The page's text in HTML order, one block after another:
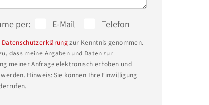
per: E-Mail Telefon
Datenschutzerklärung zur Kenntnis genommen.
dass meine Angaben und Daten zur
meiner Anfrage elektronisch erhoben und
Hinweis: Sie können Ihre Einwilligung